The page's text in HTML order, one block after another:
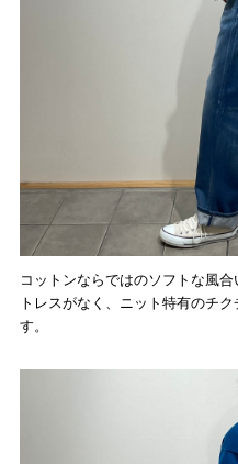
コットンならではのソフトな風
トレスがなく、ニット特有のチ
す。